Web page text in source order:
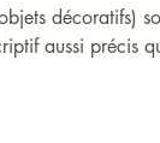
décoratifs)
aussi précis